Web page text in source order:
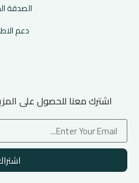
الصدقة
دعم
اشترك معنا للحصول على